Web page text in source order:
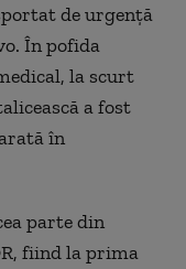
de urgență
În pofida
la scurt
a fost
în
parte din
fiind la prima